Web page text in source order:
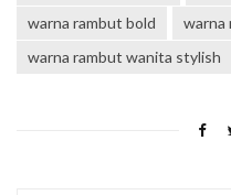
warna rambut bold
warna
warna rambut wanita stylish